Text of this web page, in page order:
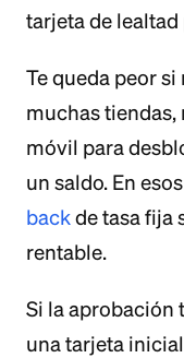
tarjeta de lealtad
Te queda peor
muchas tiendas,
móvil para
un saldo. En
backde tasa fija
rentable.
Si la aprobación
una tarjeta